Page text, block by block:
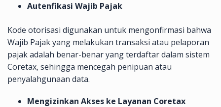
Autenfikasi Wajib Pajak
Kode otorisasi digunakan untuk mengonfirmasi bahwa
Wajib Pajak yang melakukan transaksi atau pelaporan
pajak adalah benar-benar yang terdaftar dalam sistem
Coretax, sehingga mencegah penipuan atau
penyalahgunaan data.
Mengizinkan Akses ke Layanan Coretax